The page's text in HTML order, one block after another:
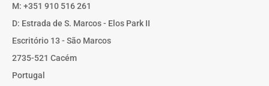
M: +351 910 516 261
D: Estrada de S. Marcos - Elos Park II
Escritório 13 - São Marcos
2735-521 Cacém
Portugal